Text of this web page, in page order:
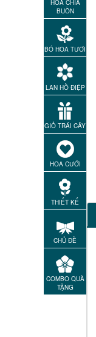
HOA CHIA
BUỒN
BÓ HOA TƯƠI
LAN HỒ ĐIỆP
GIỎ TRÁI CÂY
HOA CƯỚI
THIẾT KẾ
CHỦ ĐỀ
COMBO QUÀ
TẶNG